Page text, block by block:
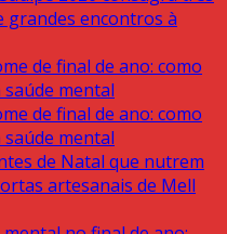
grandes encontros à
de final de ano: como
mental
de final de ano: como
mental
de Natal que nutrem
artesanais de Mell